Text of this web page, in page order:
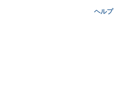
ヘルプ